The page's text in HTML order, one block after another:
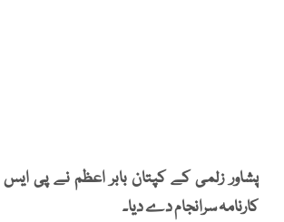
پشاور زلمی کے کپتان بابر اعظم نے پی
کارنامہ سرانجام دے دیا۔